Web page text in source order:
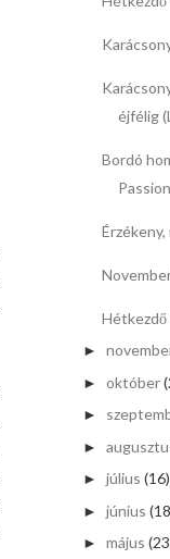
éjfélig
Bordó
Érzékeny,
Hétkezdő
►
► október
►
►
► július (16)
► június
► május